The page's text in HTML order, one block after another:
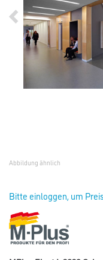
Abbildung ähnlich
Bitte einloggen, um